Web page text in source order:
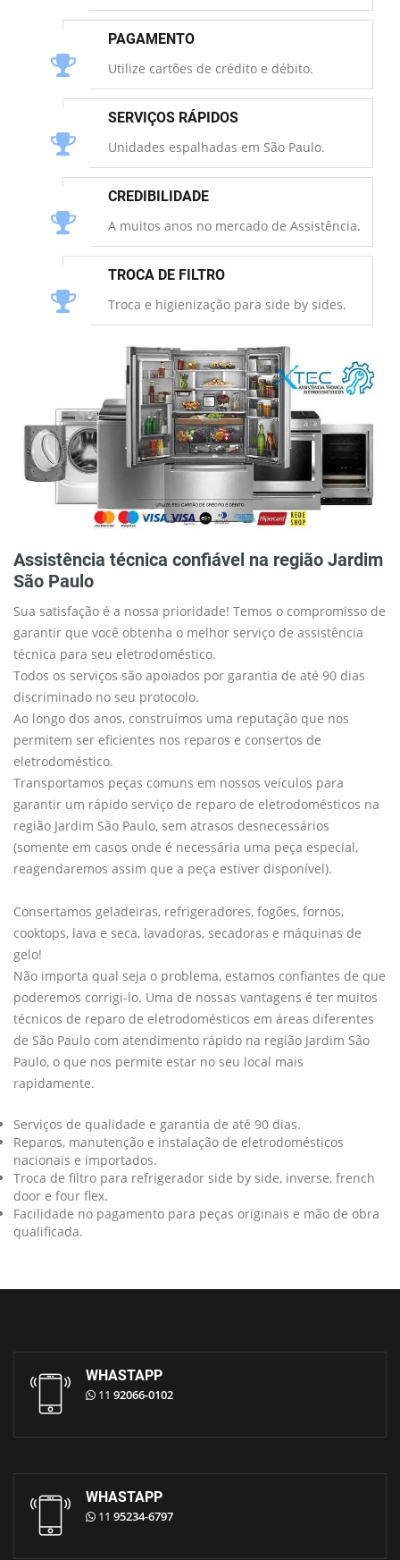
PAGAMENTO
Utilize cartões de crédito e débito.
SERVIÇOS RÁPIDOS
Unidades espalhadas em São Paulo.
CREDIBILIDADE
A muitos anos no mercado de Assistência.
TROCA DE FILTRO
Troca e higienização para side by sides.
Assistência técnica confiável na região Jardim
São Paulo
Sua satisfação é a nossa prioridade! Temos o compromisso de
garantir que você obtenha o melhor serviço de assistência
técnica para seu eletrodoméstico.
Todos os serviços são apoiados por garantia de até 90 dias
discriminado no seu protocolo.
Ao longo dos anos, construímos uma reputação que nos
permitem ser eficientes nos reparos e consertos de
eletrodoméstico.
Transportamos peças comuns em nossos veículos para
garantir um rápido serviço de reparo de eletrodomésticos na
região Jardim São Paulo, sem atrasos desnecessários
(somente em casos onde é necessária uma peça especial,
reagendaremos assim que a peça estiver disponível).
Consertamos geladeiras, refrigeradores, fogões, fornos,
cooktops, lava e seca, lavadoras, secadoras e máquinas de
gelo!
Não importa qual seja o problema, estamos confiantes de que
poderemos corrigi-lo. Uma de nossas vantagens é ter muitos
técnicos de reparo de eletrodomésticos em áreas diferentes
de São Paulo com atendimento rápido na região Jardim São
Paulo, o que nos permite estar no seu local mais
rapidamente.
Serviços de qualidade e garantia de até 90 dias.
Reparos, manutenção e instalação de eletrodomésticos
nacionais e importados.
Troca de filtro para refrigerador side by side, inverse, french
door e four flex.
Facilidade no pagamento para peças originais e mão de obra
qualificada.
WHASTAPP
11 92066-0102
WHASTAPP
11 95234-6797